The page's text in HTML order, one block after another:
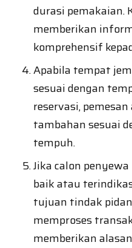
durasi pemakaian.
memberikan
komprehensif
Apabila tempat
sesuai dengan
reservasi,
tambahan sesuai
tempuh.
Jika calon
baik atau
tujuan tindak
memproses
memberikan